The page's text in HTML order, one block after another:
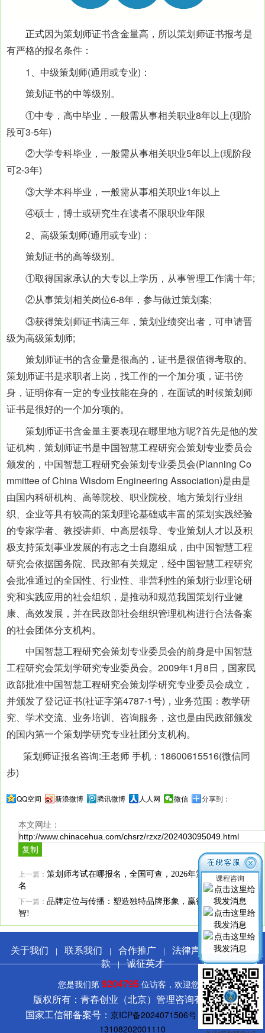
正式因为策划师证书含金量高，所以策划师证书报考是
有严格的报名条件：
1、中级策划师(通用或专业)：
策划证书的中等级别。
①中专，高中毕业，一般需从事相关职业8年以上(现阶
段可3-5年)
②大学专科毕业，一般需从事相关职业5年以上(现阶段
可2-3年)
③大学本科毕业，一般需从事相关职业1年以上
④硕士，博士或研究生在读者不限职业年限
2、高级策划师(通用或专业)：
策划证书的高等级别。
①取得国家承认的大专以上学历，从事管理工作满十年;
②从事策划相关岗位6-8年，参与做过策划案;
③获得策划师证书满三年，策划业绩突出者，可申请晋
级为高级策划师;
策划师证书的含金量是很高的，证书是很值得考取的。
策划师证书是求职者上岗，找工作的一个加分项，证书傍
身，证明你有一定的专业技能在身的，在面试的时候策划师
证书是很好的一个加分项的。
策划师证书含金量主要表现在哪里地方呢?首先是他的发
证机构，策划师证书是中国智慧工程研究会策划专业委员会
颁发的，中国智慧工程研究会策划专业委员会(Planning Co
mmittee of China Wisdom Engineering Association)是由是
由国内科研机构、高等院校、职业院校、地方策划行业组
织、企业等具有较高的策划理论基础或丰富的策划实践经验
的专家学者、教授讲师、中高层领导、专业策划人才以及积
极支持策划事业发展的有志之士自愿组成，由中国智慧工程
研究会依据国务院、民政部有关规定，经中国智慧工程研究
会批准通过的全国性、行业性、非营利性的策划行业理论研
究和实践应用的社会组织，是推动和规范我国策划行业健
康、高效发展，并在民政部社会组织管理机构进行合法备案
的社会团体分支机构。
中国智慧工程研究会策划专业委员会的前身是中国智慧
工程研究会策划学研究专业委员会。2009年1月8日，国家民
政部批准中国智慧工程研究会策划学研究专业委员会成立，
并颁发了登记证书(社证字第4787-1号)，业务范围：教学研
究、学术交流、业务培训、咨询服务，这也是由民政部颁发
的国内第一个策划学研究专业社团分支机构。
策划师证报名咨询:王老师 手机：18600615516(微信同
步)
QQ空间 新浪微博 腾讯微博 人人网 微信 分享到：
本文网址：
上一篇： 策划师考试在哪报名，全国可查，2026年策划师在线报
名
下一篇： 品牌定位与传播：塑造独特品牌形象，赢得消费者心
智!
关于我们 | 联系我们 | 合作推广 | 法律声明 |服务条
款|诚征英才
您是我们第 9204795位访客，欢迎您！
版权所有：青春创业（北京）管理咨询有限公司
国家工信部备案号： 京ICP备2024071506号 冀公网安备
13108202001110
课程咨询